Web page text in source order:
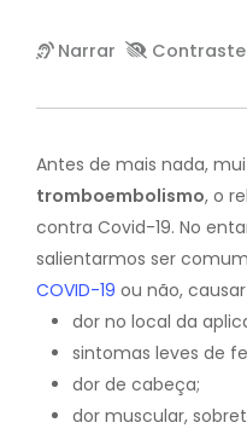
Antes de mais nada,
tromboembolismo, o
contra Covid-19. No
salientarmos ser
COVID-19 ou não,
dor no local da
sintomas leves de
dor de cabeça;
dor muscular,